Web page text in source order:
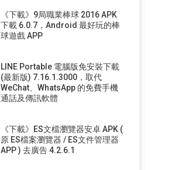
《下載》9局職業棒球 2016 APK
下載 6.0.7，Android 最好玩的棒
球遊戲 APP
LINE Portable 電腦版免安裝下載
(最新版) 7.16.1.3000，取代
WeChat、WhatsApp 的免費手機
通話及傳訊軟體
《下載》ES文檔瀏覽器安卓 APK (
原 ES檔案瀏覽器 / ES文件管理器
APP ) 去廣告 4.2.6.1